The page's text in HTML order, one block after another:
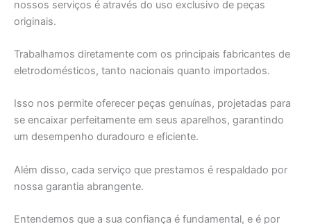
nossos serviços é através do uso exclusivo de peças
originais.
Trabalhamos diretamente com os principais fabricantes de
eletrodomésticos, tanto nacionais quanto importados.
Isso nos permite oferecer peças genuínas, projetadas para
se encaixar perfeitamente em seus aparelhos, garantindo
um desempenho duradouro e eficiente.
Além disso, cada serviço que prestamos é respaldado por
nossa garantia abrangente.
Entendemos que a sua confiança é fundamental, e é por